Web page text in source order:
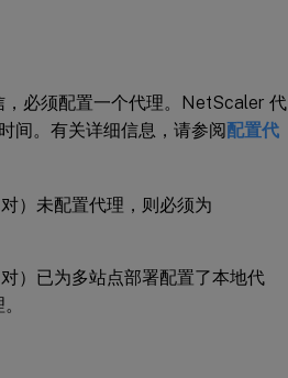
必须配置一个代理。NetScaler 代
间。有关详细信息，请参阅配置代
）未配置代理，则必须为
）已为多站点部署配置了本地代